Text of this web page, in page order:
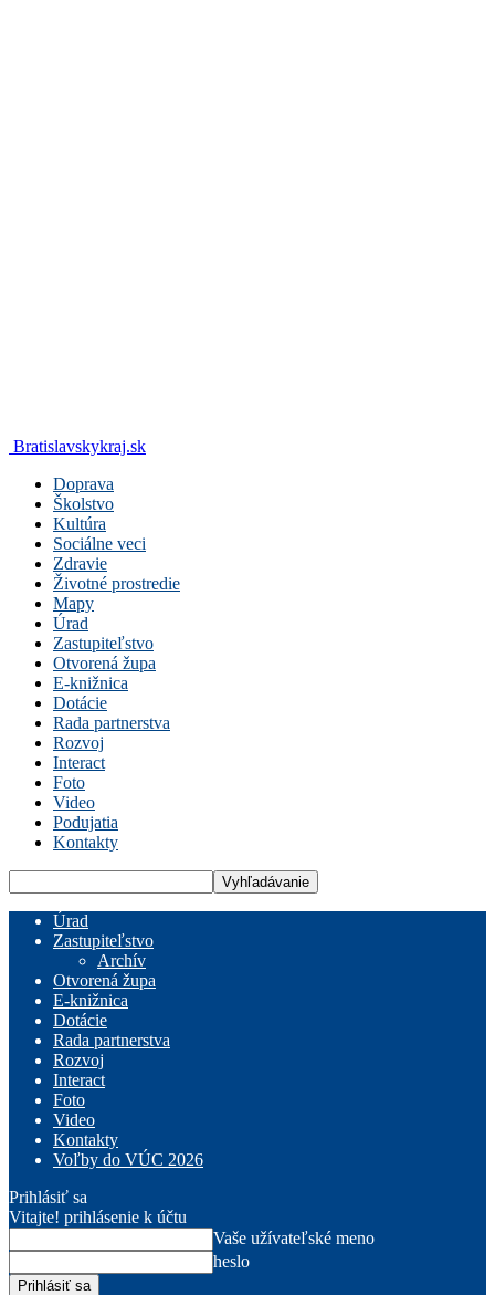
Bratislavskykraj.sk
Doprava
Školstvo
Kultúra
Sociálne veci
Zdravie
Životné prostredie
Mapy
Úrad
Zastupiteľstvo
Otvorená župa
E-knižnica
Dotácie
Rada partnerstva
Rozvoj
Interact
Foto
Video
Podujatia
Kontakty
Úrad
Zastupiteľstvo
Archív
Otvorená župa
E-knižnica
Dotácie
Rada partnerstva
Rozvoj
Interact
Foto
Video
Kontakty
Voľby do VÚC 2026
Prihlásiť sa
Vitajte! prihlásenie k účtu
Vaše užívateľské meno
heslo